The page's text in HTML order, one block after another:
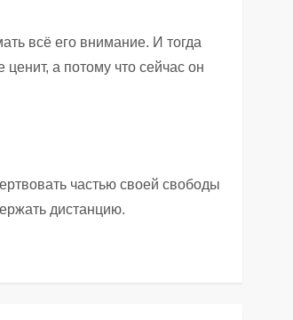
всё его внимание. И тогда
а потому что сейчас он
частью своей свободы
дистанцию.